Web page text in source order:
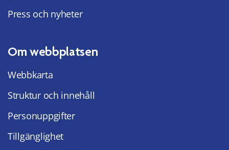
Press och nyheter
Om webbplatsen
Webbkarta
Struktur och innehåll
Personuppgifter
Tillgänglighet